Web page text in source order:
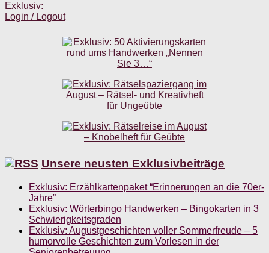
Exklusiv:
Login / Logout
Unsere neusten Exklusivbeiträge
Exklusiv: Erzählkartenpaket “Erinnerungen an die 70er-
Jahre”
Exklusiv: Wörterbingo Handwerken – Bingokarten in 3
Schwierigkeitsgraden
Exklusiv: Augustgeschichten voller Sommerfreude – 5
humorvolle Geschichten zum Vorlesen in der